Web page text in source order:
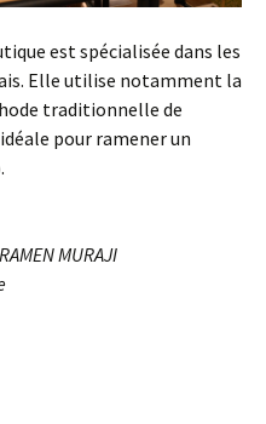
est spécialisée dans les
Elle utilise notamment la
traditionnelle de
pour ramener un
MURAJI